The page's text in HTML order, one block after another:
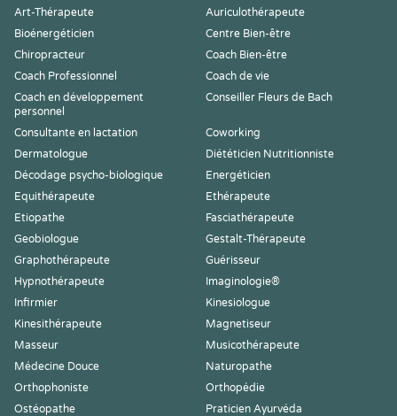
Art-Thérapeute
Auriculothérapeute
Bioénergéticien
Centre Bien-être
Chiropracteur
Coach Bien-être
Coach Professionnel
Coach de vie
Coach en développement
personnel
Conseiller Fleurs de Bach
Consultante en lactation
Coworking
Dermatologue
Diététicien Nutritionniste
Décodage psycho-biologique
Energéticien
Equithérapeute
Ethérapeute
Etiopathe
Fasciathérapeute
Geobiologue
Gestalt-Thérapeute
Graphothérapeute
Guérisseur
Hypnothérapeute
Imaginologie®
Infirmier
Kinesiologue
Kinesithérapeute
Magnetiseur
Masseur
Musicothérapeute
Médecine Douce
Naturopathe
Orthophoniste
Orthopédie
Ostéopathe
Praticien Ayurvéda